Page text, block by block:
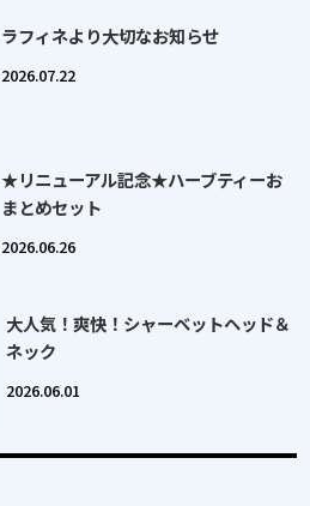
ラフィネより大切なお知らせ
2026.07.22
★リニューアル記念★ハーブティーお
まとめセット
2026.06.26
大人気！爽快！シャーベットヘッド＆
ネック
2026.06.01